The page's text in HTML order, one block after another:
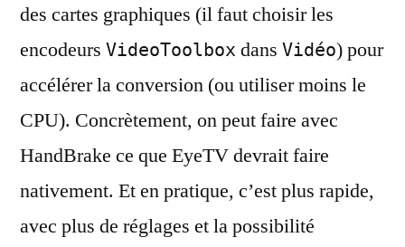
des cartes graphiques (il faut choisir les
encodeurs VideoToolbox dans Vidéo) pour
accélérer la conversion (ou utiliser moins le
CPU). Concrètement, on peut faire avec
HandBrake ce que EyeTV devrait faire
nativement. Et en pratique, c’est plus rapide,
avec plus de réglages et la possibilité